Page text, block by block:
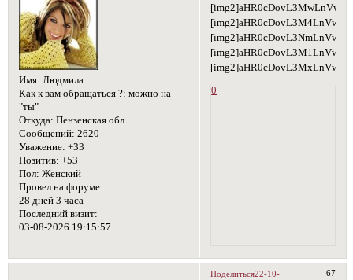
Имя: Людмила
Как к вам обращаться ?: можно на
"ты"
Откуда: Пензенская обл
Сообщений: 2620
Уважение: +33
Позитив: +53
Пол: Женский
Провел на форуме:
28 дней 3 часа
Последний визит:
03-08-2026 19:15:57
0
Поделиться 67
22-10-